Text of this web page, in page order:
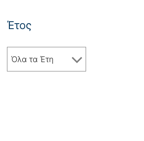
Έτος
Όλα τα Έτη